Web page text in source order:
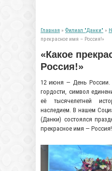
Главная » Филиал "Данки" »
прекрасное имя – Россия!»
«Какое
Россия!»
12 июня — День России.
гордости, символ
её тысячелетней
наследием. В нашем
(Данки) состоялся
прекрасное имя —